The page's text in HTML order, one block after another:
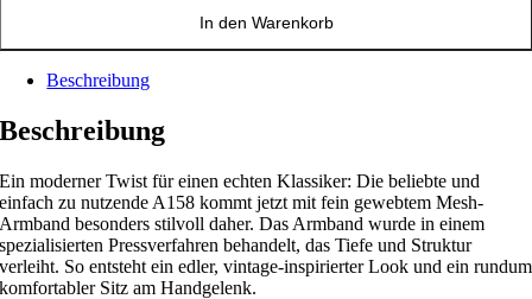
In den Warenkorb
Beschreibung
Beschreibung
Ein moderner Twist für einen echten Klassiker: Die beliebte und
einfach zu nutzende A158 kommt jetzt mit fein gewebtem Mesh-
Armband besonders stilvoll daher. Das Armband wurde in einem
spezialisierten Pressverfahren behandelt, das Tiefe und Struktur
verleiht. So entsteht ein edler, vintage-inspirierter Look und ein rundum
komfortabler Sitz am Handgelenk.